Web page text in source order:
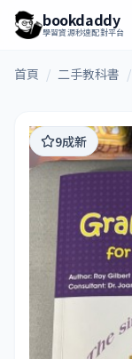
bookdaddy
學習資源秒速配對平台
首頁 / 二手教科書 /
9成新